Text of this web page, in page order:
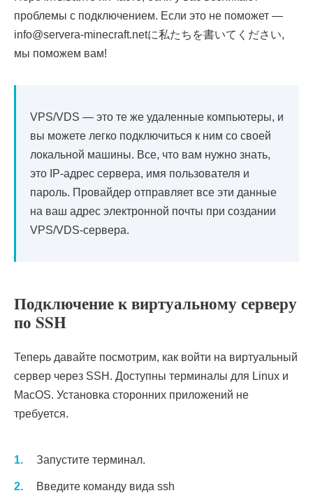
проблемы с подключением. Если это не поможет —
info@servera-minecraft.netに私たちを書いてください,
мы поможем вам!
VPS/VDS — это те же удаленные компьютеры, и
вы можете легко подключиться к ним со своей
локальной машины. Все, что вам нужно знать,
это IP-адрес сервера, имя пользователя и
пароль. Провайдер отправляет все эти данные
на ваш адрес электронной почты при создании
VPS/VDS-сервера.
Подключение к виртуальному серверу
по SSH
Теперь давайте посмотрим, как войти на виртуальный
сервер через SSH. Доступны терминалы для Linux и
MacOS. Установка сторонних приложений не
требуется.
Запустите терминал.
Введите команду вида ssh